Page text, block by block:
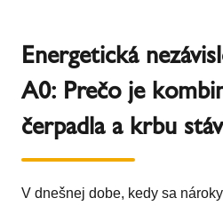
Energetická
A0: Prečo je
čerpadla a krbu
V dnešnej dobe, kedy sa